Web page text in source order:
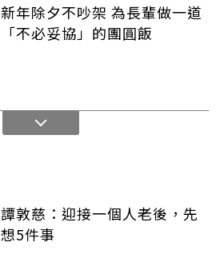
新年除夕不吵架 為長輩做一道
「不必妥協」的團圓飯
譚敦慈：迎接一個人老後，先
想5件事